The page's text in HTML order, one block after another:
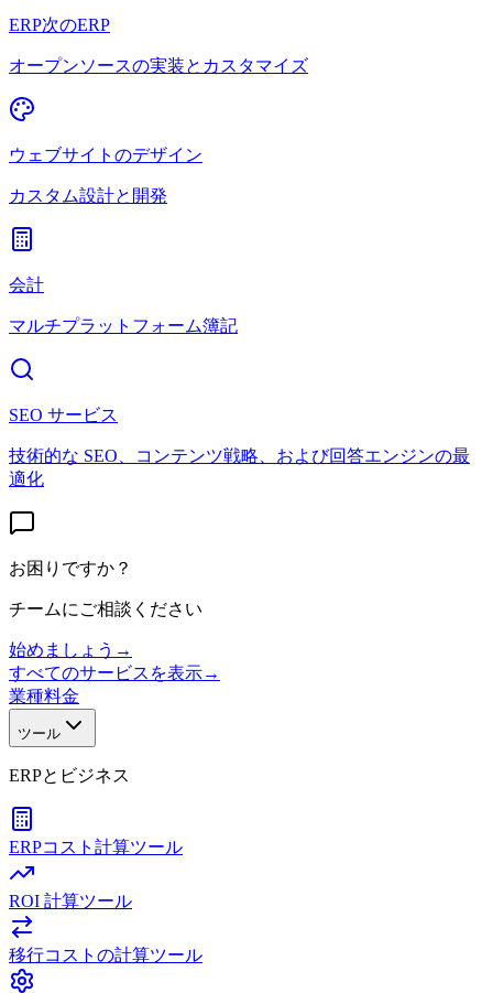
ERP次のERP
オープンソースの実装とカスタマイズ
ウェブサイトのデザイン
カスタム設計と開発
会計
マルチプラットフォーム簿記
SEO サービス
技術的な SEO、コンテンツ戦略、および回答エンジンの最
適化
お困りですか？
チームにご相談ください
始めましょう →
すべてのサービスを表示→
業種料金
ツール
ERPとビジネス
ERPコスト計算ツール
ROI 計算ツール
移行コストの計算ツール